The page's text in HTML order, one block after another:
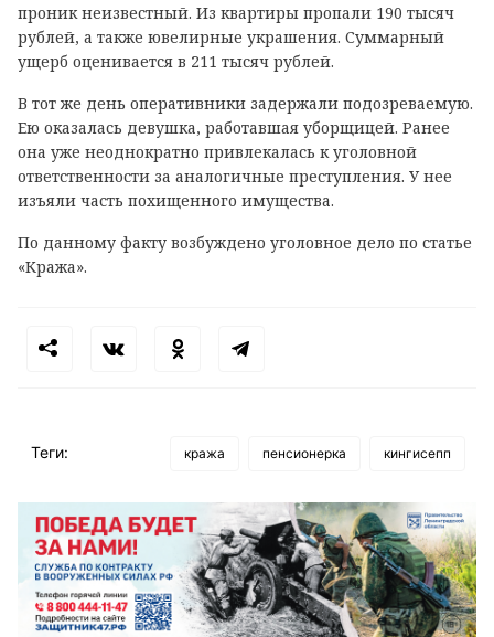
проник неизвестный. Из квартиры пропали 190 тысяч
рублей, а также ювелирные украшения. Суммарный
ущерб оценивается в 211 тысяч рублей.
В тот же день оперативники задержали подозреваемую.
Ею оказалась девушка, работавшая уборщицей. Ранее
она уже неоднократно привлекалась к уголовной
ответственности за аналогичные преступления. У нее
изъяли часть похищенного имущества.
По данному факту возбуждено уголовное дело по статье
«Кража».
Теги: кража пенсионерка кингисепп